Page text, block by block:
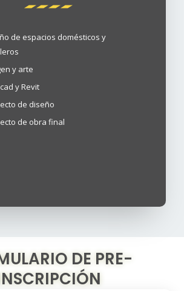
de espacios domésticos y
y arte
y Revit
de diseño
de obra final
DE PRE-